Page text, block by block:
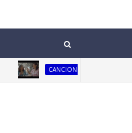
CANCION PARA DEDICAR A MAMÁ